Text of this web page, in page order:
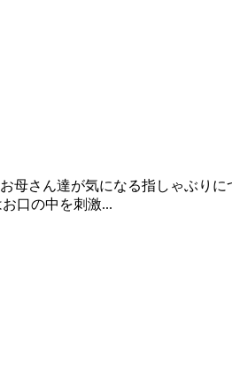
さん達が気になる指しゃぶり
口の中を刺激...